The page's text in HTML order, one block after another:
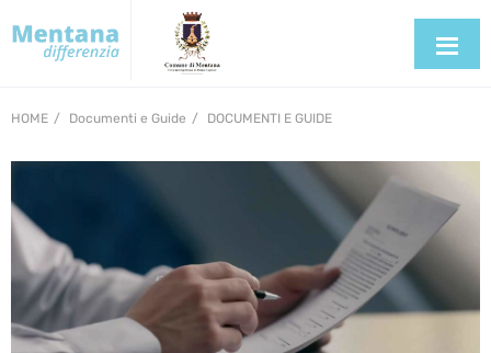
HOME Documenti e Guide DOCUMENTI E GUIDE